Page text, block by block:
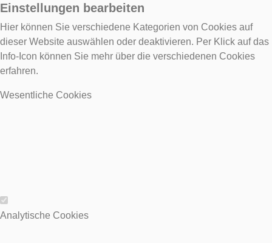
Einstellungen bearbeiten
Hier können Sie verschiedene Kategorien von Cookies auf
dieser Website auswählen oder deaktivieren. Per Klick auf das
Info-Icon können Sie mehr über die verschiedenen Cookies
erfahren.
Wesentliche Cookies
Wesentliche Cookies
Analytische Cookies